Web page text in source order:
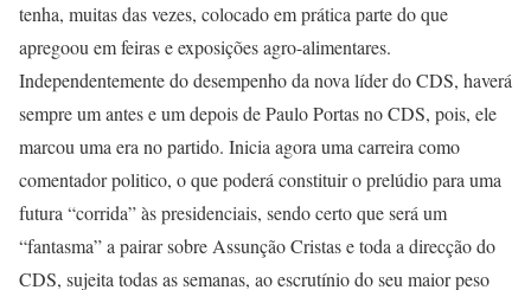
tenha, muitas das vezes, colocado em prática parte do que
apregoou em feiras e exposições agro-alimentares.
Independentemente do desempenho da nova líder do CDS, haverá
sempre um antes e um depois de Paulo Portas no CDS, pois, ele
marcou uma era no partido. Inicia agora uma carreira como
comentador politico, o que poderá constituir o prelúdio para uma
futura “corrida” às presidenciais, sendo certo que será um
“fantasma” a pairar sobre Assunção Cristas e toda a direcção do
CDS, sujeita todas as semanas, ao escrutínio do seu maior peso